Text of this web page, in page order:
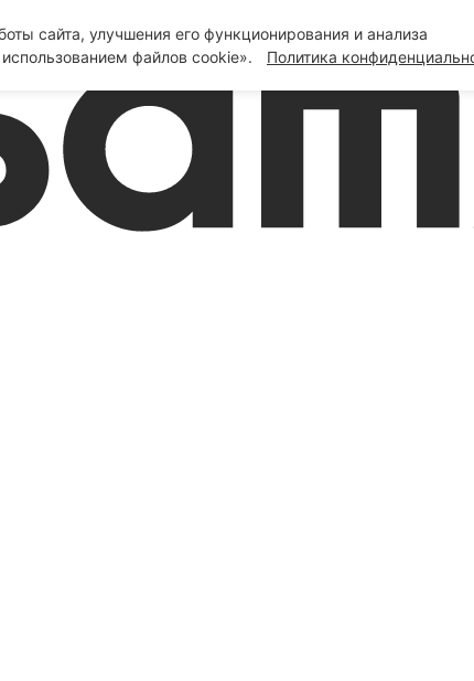
сайта, улучшения его функционирования и анализа
файлов cookie».
Политика